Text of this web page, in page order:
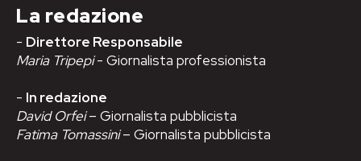
La redazione
- Direttore Responsabile
Maria Tripepi- Giornalista professionista
- In redazione
David Orfei– Giornalista pubblicista
Fatima Tomassini– Giornalista pubblicista